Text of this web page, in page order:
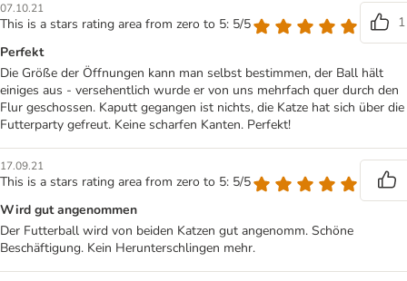
07.10.21
This is a stars rating area from zero to 5: 5/5
1
Perfekt
Die Größe der Öffnungen kann man selbst bestimmen, der Ball hält
einiges aus - versehentlich wurde er von uns mehrfach quer durch den
Flur geschossen. Kaputt gegangen ist nichts, die Katze hat sich über die
Futterparty gefreut. Keine scharfen Kanten. Perfekt!
17.09.21
This is a stars rating area from zero to 5: 5/5
Wird gut angenommen
Der Futterball wird von beiden Katzen gut angenomm. Schöne
Beschäftigung. Kein Herunterschlingen mehr.